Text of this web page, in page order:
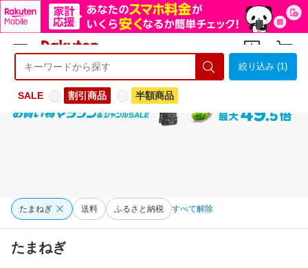
ようこそ 楽天市場へ ログイン
絞り込み (1)
SALE 割引商品 半額商品
たまねぎ 送料 ふるさと納税 すべて解除
たまねぎ